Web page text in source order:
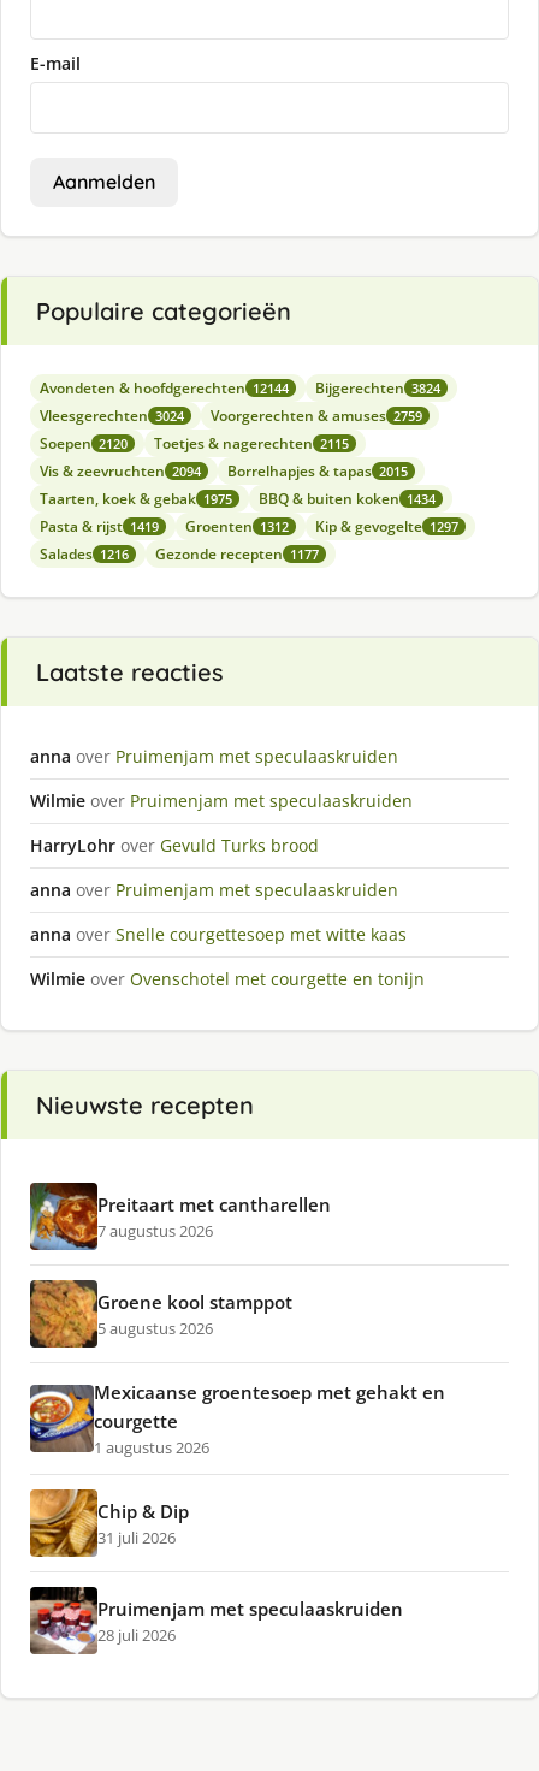
E-mail
Aanmelden
Populaire categorieën
Avondeten & hoofdgerechten 12144 Bijgerechten 3824
Vleesgerechten 3024 Voorgerechten & amuses 2759
Soepen 2120 Toetjes & nagerechten 2115
Vis & zeevruchten 2094 Borrelhapjes & tapas 2015
Taarten, koek & gebak 1975 BBQ & buiten koken 1434
Pasta & rijst 1419 Groenten 1312 Kip & gevogelte 1297
Salades 1216 Gezonde recepten 1177
Laatste reacties
anna over Pruimenjam met speculaaskruiden
Wilmie over Pruimenjam met speculaaskruiden
HarryLohr over Gevuld Turks brood
anna over Pruimenjam met speculaaskruiden
anna over Snelle courgettesoep met witte kaas
Wilmie over Ovenschotel met courgette en tonijn
Nieuwste recepten
Preitaart met cantharellen
7 augustus 2026
Groene kool stamppot
5 augustus 2026
Mexicaanse groentesoep met gehakt en
courgette
1 augustus 2026
Chip & Dip
31 juli 2026
Pruimenjam met speculaaskruiden
28 juli 2026